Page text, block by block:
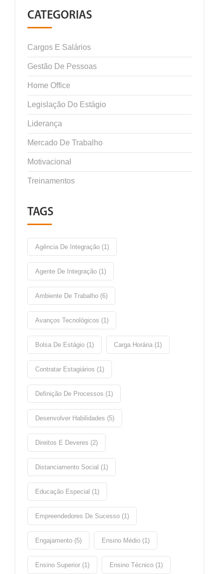
CATEGORIAS
Cargos E Salários
Gestão De Pessoas
Home Office
Legislação Do Estágio
Liderança
Mercado De Trabalho
Motivacional
Treinamentos
TAGS
Agência De Integração (1)
Agente De Integração (1)
Ambiente De Trabalho (6)
Avanços Tecnológicos (1)
Bolsa De Estágio (1) Carga Horária (1)
Contratar Estagiários (1)
Definição De Processos (1)
Desenvolver Habilidades (5)
Direitos E Deveres (2)
Distanciamento Social (1)
Educação Especial (1)
Empreendedores De Sucesso (1)
Engajamento (5) Ensino Médio (1)
Ensino Superior (1) Ensino Técnico (1)